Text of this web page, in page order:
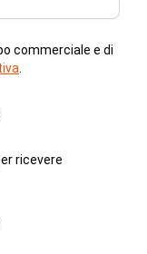
commerciale e di
.
ricevere